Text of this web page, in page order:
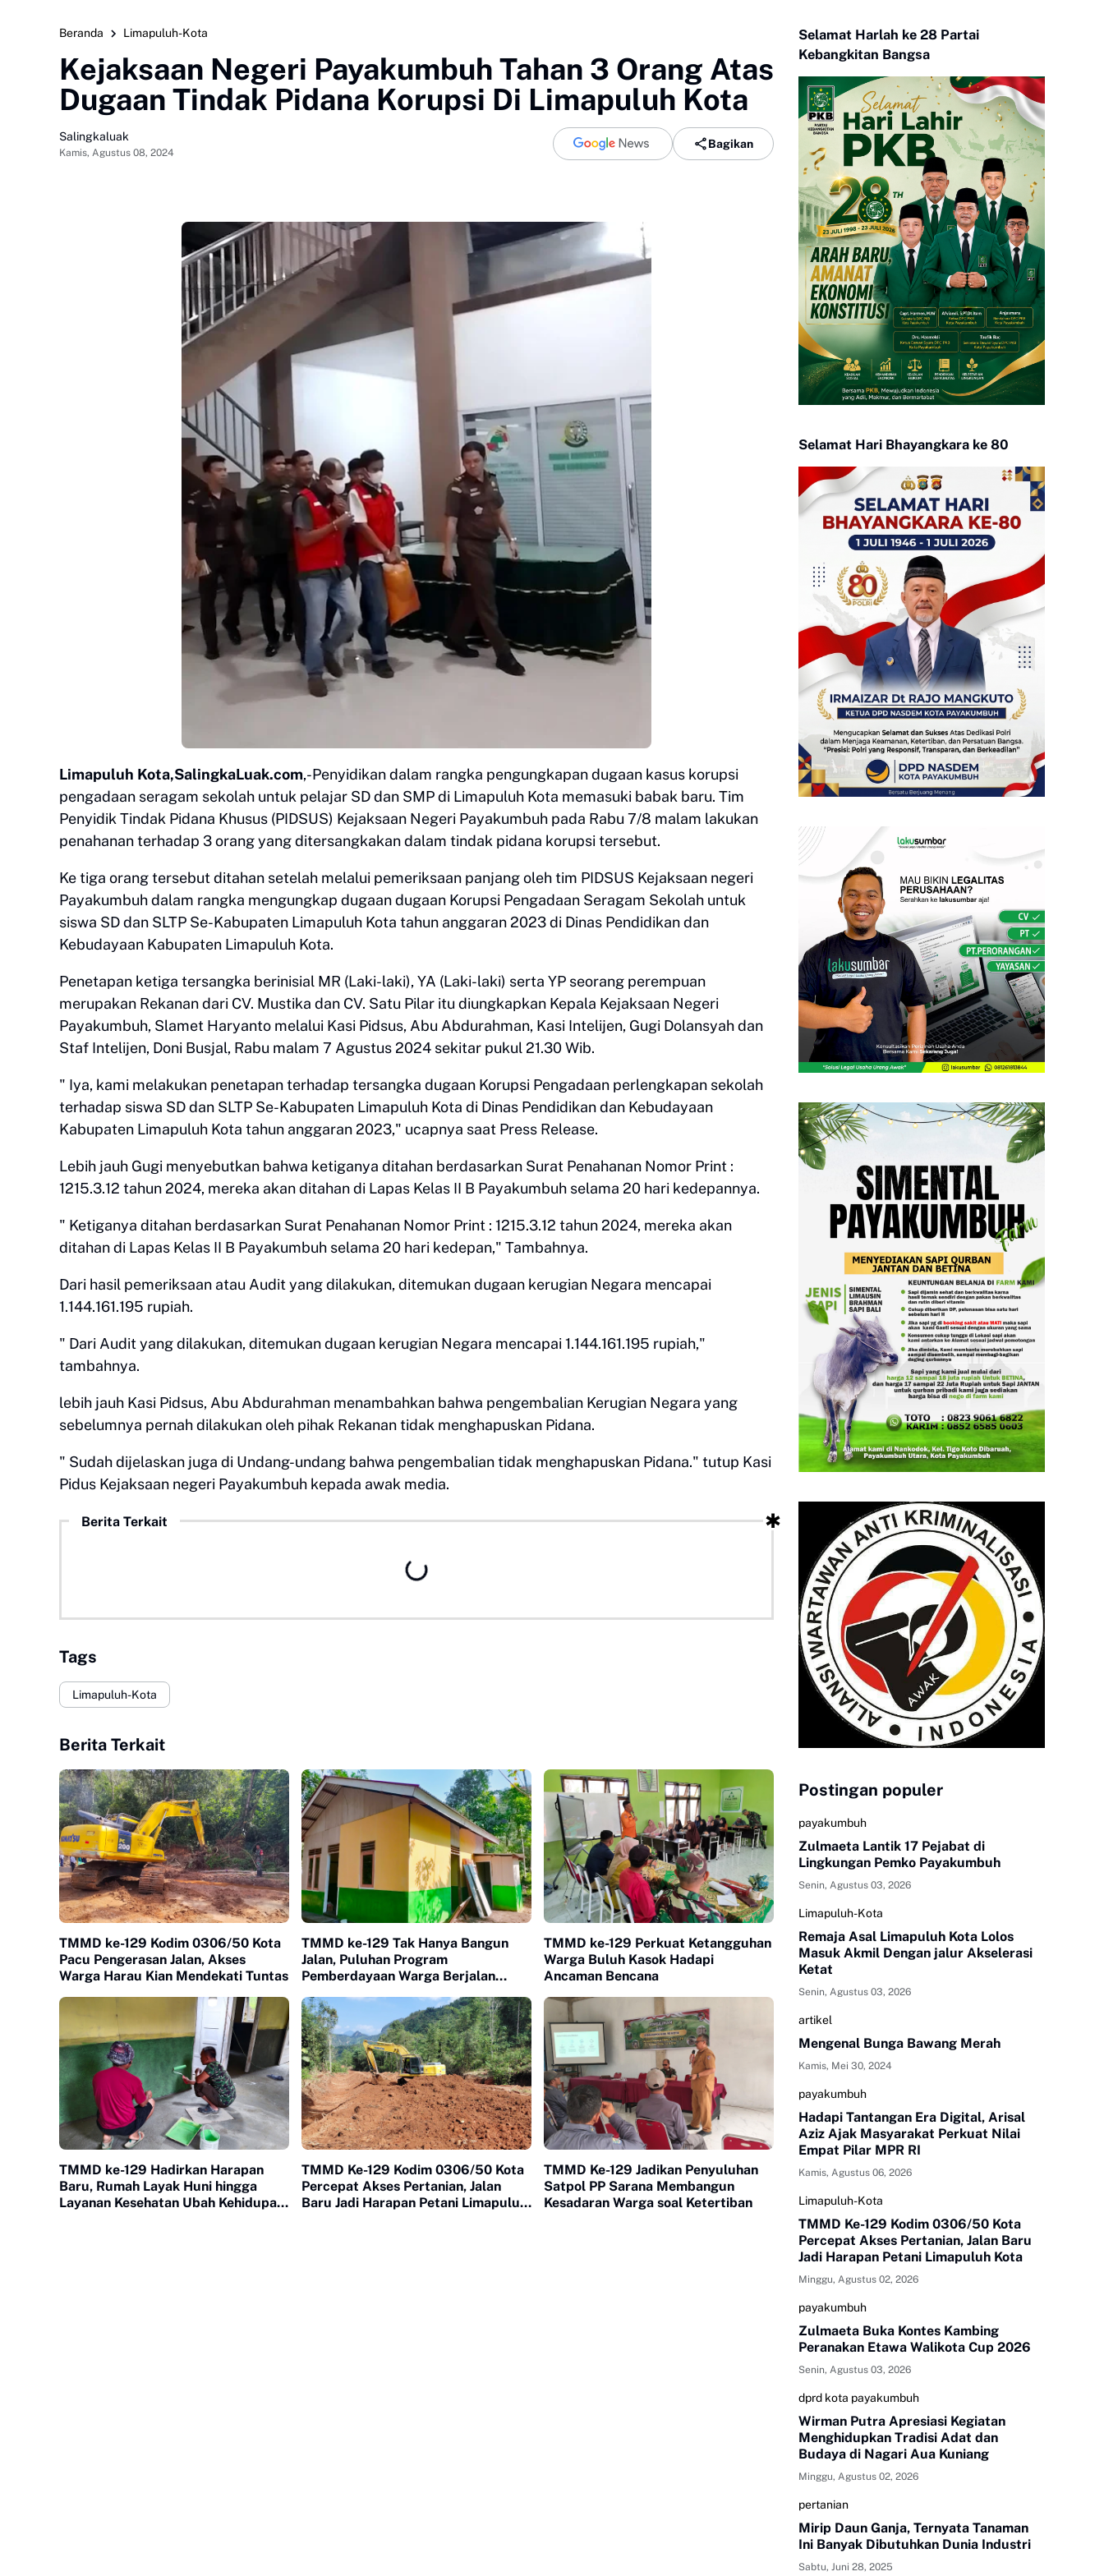
Beranda Limapuluh-Kota
Kejaksaan Negeri Payakumbuh Tahan 3 Orang Atas
Dugaan Tindak Pidana Korupsi Di Limapuluh Kota
Salingkaluak
Kamis, Agustus 08, 2024
Bagikan
Limapuluh Kota,SalingkaLuak.com,-Penyidikan dalam rangka pengungkapan dugaan kasus korupsi
pengadaan seragam sekolah untuk pelajar SD dan SMP di Limapuluh Kota memasuki babak baru. Tim
Penyidik Tindak Pidana Khusus (PIDSUS) Kejaksaan Negeri Payakumbuh pada Rabu 7/8 malam lakukan
penahanan terhadap 3 orang yang ditersangkakan dalam tindak pidana korupsi tersebut.
Ke tiga orang tersebut ditahan setelah melalui pemeriksaan panjang oleh tim PIDSUS Kejaksaan negeri
Payakumbuh dalam rangka mengungkap dugaan dugaan Korupsi Pengadaan Seragam Sekolah untuk
siswa SD dan SLTP Se-Kabupaten Limapuluh Kota tahun anggaran 2023 di Dinas Pendidikan dan
Kebudayaan Kabupaten Limapuluh Kota.
Penetapan ketiga tersangka berinisial MR (Laki-laki), YA (Laki-laki) serta YP seorang perempuan
merupakan Rekanan dari CV. Mustika dan CV. Satu Pilar itu diungkapkan Kepala Kejaksaan Negeri
Payakumbuh, Slamet Haryanto melalui Kasi Pidsus, Abu Abdurahman, Kasi Intelijen, Gugi Dolansyah dan
Staf Intelijen, Doni Busjal, Rabu malam 7 Agustus 2024 sekitar pukul 21.30 Wib.
" Iya, kami melakukan penetapan terhadap tersangka dugaan Korupsi Pengadaan perlengkapan sekolah
terhadap siswa SD dan SLTP Se-Kabupaten Limapuluh Kota di Dinas Pendidikan dan Kebudayaan
Kabupaten Limapuluh Kota tahun anggaran 2023," ucapnya saat Press Release.
Lebih jauh Gugi menyebutkan bahwa ketiganya ditahan berdasarkan Surat Penahanan Nomor Print :
1215.3.12 tahun 2024, mereka akan ditahan di Lapas Kelas II B Payakumbuh selama 20 hari kedepannya.
" Ketiganya ditahan berdasarkan Surat Penahanan Nomor Print : 1215.3.12 tahun 2024, mereka akan
ditahan di Lapas Kelas II B Payakumbuh selama 20 hari kedepan," Tambahnya.
Dari hasil pemeriksaan atau Audit yang dilakukan, ditemukan dugaan kerugian Negara mencapai
1.144.161.195 rupiah.
" Dari Audit yang dilakukan, ditemukan dugaan kerugian Negara mencapai 1.144.161.195 rupiah,"
tambahnya.
lebih jauh Kasi Pidsus, Abu Abdurahman menambahkan bahwa pengembalian Kerugian Negara yang
sebelumnya pernah dilakukan oleh pihak Rekanan tidak menghapuskan Pidana.
" Sudah dijelaskan juga di Undang-undang bahwa pengembalian tidak menghapuskan Pidana." tutup Kasi
Pidus Kejaksaan negeri Payakumbuh kepada awak media.
Berita Terkait
Tags
Limapuluh-Kota
Berita Terkait
TMMD ke-129 Kodim 0306/50 Kota
Pacu Pengerasan Jalan, Akses
Warga Harau Kian Mendekati Tuntas
TMMD ke-129 Tak Hanya Bangun
Jalan, Puluhan Program
Pemberdayaan Warga Berjalan
TMMD ke-129 Perkuat Ketangguhan
Warga Buluh Kasok Hadapi
Ancaman Bencana
TMMD ke-129 Hadirkan Harapan
Baru, Rumah Layak Huni hingga
Layanan Kesehatan Ubah Kehidupan
TMMD Ke-129 Kodim 0306/50 Kota
Percepat Akses Pertanian, Jalan
Baru Jadi Harapan Petani Limapuluh
TMMD Ke-129 Jadikan Penyuluhan
Satpol PP Sarana Membangun
Kesadaran Warga soal Ketertiban
Selamat Harlah ke 28 Partai
Kebangkitan Bangsa
Selamat Hari Bhayangkara ke 80
Postingan populer
payakumbuh
Zulmaeta Lantik 17 Pejabat di
Lingkungan Pemko Payakumbuh
Senin, Agustus 03, 2026
Limapuluh-Kota
Remaja Asal Limapuluh Kota Lolos
Masuk Akmil Dengan jalur Akselerasi
Ketat
Senin, Agustus 03, 2026
artikel
Mengenal Bunga Bawang Merah
Kamis, Mei 30, 2024
payakumbuh
Hadapi Tantangan Era Digital, Arisal
Aziz Ajak Masyarakat Perkuat Nilai
Empat Pilar MPR RI
Kamis, Agustus 06, 2026
Limapuluh-Kota
TMMD Ke-129 Kodim 0306/50 Kota
Percepat Akses Pertanian, Jalan Baru
Jadi Harapan Petani Limapuluh Kota
Minggu, Agustus 02, 2026
payakumbuh
Zulmaeta Buka Kontes Kambing
Peranakan Etawa Walikota Cup 2026
Senin, Agustus 03, 2026
dprd kota payakumbuh
Wirman Putra Apresiasi Kegiatan
Menghidupkan Tradisi Adat dan
Budaya di Nagari Aua Kuniang
Minggu, Agustus 02, 2026
pertanian
Mirip Daun Ganja, Ternyata Tanaman
Ini Banyak Dibutuhkan Dunia Industri
Sabtu, Juni 28, 2025